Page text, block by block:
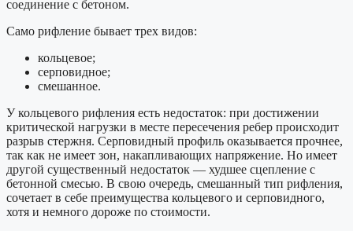
соединение с бетоном.
Само рифление бывает трех видов:
кольцевое;
серповидное;
смешанное.
У кольцевого рифления есть недостаток: при достижении
критической нагрузки в месте пересечения ребер происходит
разрыв стержня. Серповидный профиль оказывается прочнее,
так как не имеет зон, накапливающих напряжение. Но имеет
другой существенный недостаток — худшее сцепление с
бетонной смесью. В свою очередь, смешанный тип рифления,
сочетает в себе преимущества кольцевого и серповидного,
хотя и немного дороже по стоимости.